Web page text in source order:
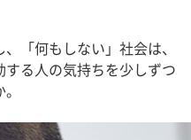
「何もしない」社会は、
する人の気持ちを少しずつ